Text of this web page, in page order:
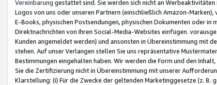
Vereinbarung gestattet sind. Sie werden sich nicht an
Logos von uns oder unseren Partnern (einschließlich Amazon-
E-Books, physischen Postsendungen, physischen Dokumenten oder in
Direktnachrichten von Ihren Social-Media-Websites einfügen.
Kunden angemeldet werden) und ansonsten in Übereinstimmung mit
stehen. Auf unser Verlangen stellen Sie uns repräsentative
Bestimmungen eingehalten haben. Wir werden die Form und den
Sie die Zertifizierung nicht in Übereinstimmung mit unserer
Klarstellung: (i) Für die Zwecke der geltenden Marketinggesetze (z. B.